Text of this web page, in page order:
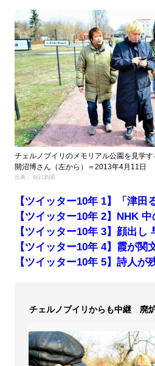
チェルノブイリのメモリアル公園を見学す
開沼博さん（左から）＝2013年4月11日
出典： 朝日新聞
【ツイッター10年 1】「津田
【ツイッター10年 2】NHK
【ツイッター10年 3】顔出し
【ツイッター10年 4】霞が関
【ツイッター10年 5】詩人が
チェルノブイリからも中継 廃